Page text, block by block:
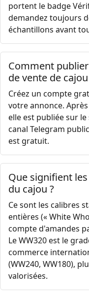
portent le badge
demandez toujours
échantillons avant
Comment
de vente de
Créez un compte
votre annonce.
elle est publiée sur
canal Telegram
est gratuit.
Que signifient
du cajou ?
Ce sont les calibres
entières (« White
compte d'amandes
Le WW320 est le
commerce
(WW240, WW180),
valorisées.